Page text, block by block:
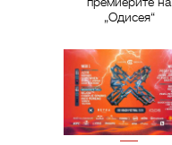
„Одисея“